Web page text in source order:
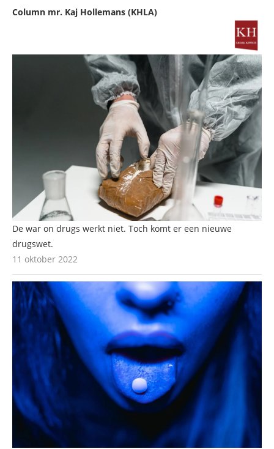
Column mr. Kaj Hollemans (KHLA)
De war on drugs werkt niet. Toch komt er een nieuwe
drugswet.
11 oktober 2022